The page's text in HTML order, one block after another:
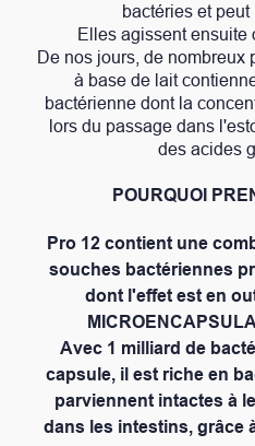
bactéries et peut
Elles agissent ensuite
De nos jours, de nombreux
à base de lait
bactérienne dont la
lors du passage dans
des acides
POURQUOI
Pro 12 contient une
souches bactériennes
dont l'effet est en
Avec 1 milliard de
capsule, il est riche en
parviennent intactes à
dans les intestins, grâce